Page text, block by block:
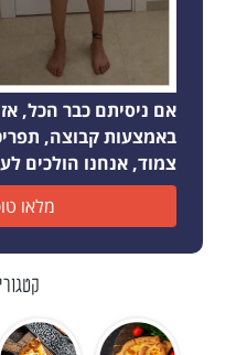
אם ניסיתם כבר הכל,
באמצעות קבוצה,
צמוד, אנחנו הולכים
מלאו